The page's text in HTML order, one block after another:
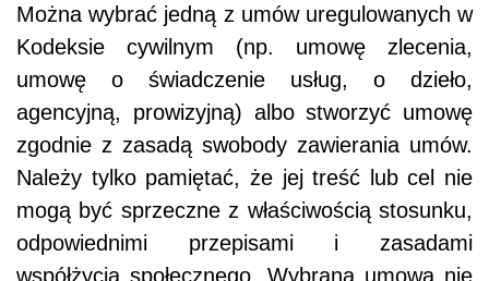
Można wybrać jedną z umów uregulowanych w
Kodeksie cywilnym (np. umowę zlecenia,
umowę o świadczenie usług, o dzieło,
agencyjną, prowizyjną) albo stworzyć umowę
zgodnie z zasadą swobody zawierania umów.
Należy tylko pamiętać, że jej treść lub cel nie
mogą być sprzeczne z właściwością stosunku,
odpowiednimi przepisami i zasadami
współżycia społecznego. Wybrana umowa nie